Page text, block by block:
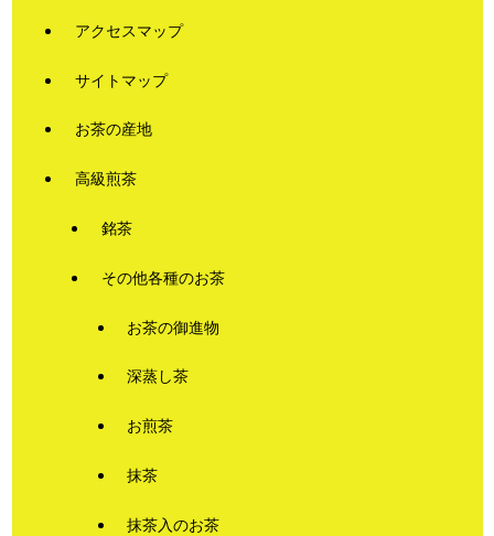
アクセスマップ
サイトマップ
お茶の産地
高級煎茶
銘茶
その他各種のお茶
お茶の御進物
深蒸し茶
お煎茶
抹茶
抹茶入のお茶